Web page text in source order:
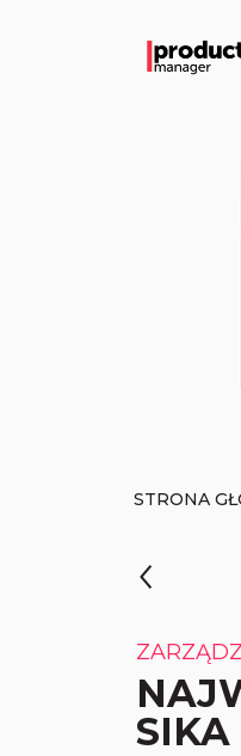
STRONA
SIKA